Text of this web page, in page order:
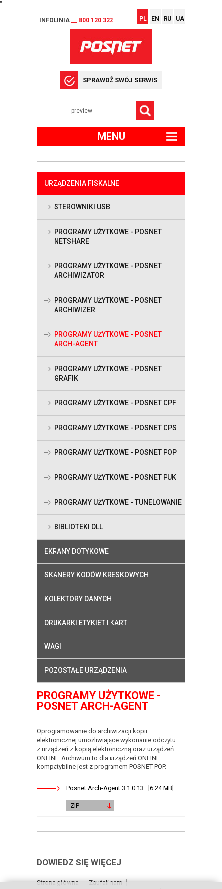
"
INFOLINIA __ 800 120 322 PL EN RU UA
SPRAWDŹ SWÓJ SERWIS
MENU
URZĄDZENIA FISKALNE
STEROWNIKI USB
PROGRAMY UŻYTKOWE - POSNET
NETSHARE
PROGRAMY UŻYTKOWE - POSNET
ARCHIWIZATOR
PROGRAMY UŻYTKOWE - POSNET
ARCHIWIZER
PROGRAMY UŻYTKOWE - POSNET
ARCH-AGENT
PROGRAMY UŻYTKOWE - POSNET
GRAFIK
PROGRAMY UŻYTKOWE - POSNET OPF
PROGRAMY UŻYTKOWE - POSNET OPS
PROGRAMY UŻYTKOWE - POSNET POP
PROGRAMY UŻYTKOWE - POSNET PUK
PROGRAMY UŻYTKOWE - TUNELOWANIE
BIBLIOTEKI DLL
EKRANY DOTYKOWE
SKANERY KODÓW KRESKOWYCH
KOLEKTORY DANYCH
DRUKARKI ETYKIET I KART
WAGI
POZOSTAŁE URZĄDZENIA
PROGRAMY UŻYTKOWE -
POSNET ARCH-AGENT
Oprogramowanie do archiwizacji kopii
elektronicznej umożliwiające wykonanie odczytu
z urządzeń z kopią elektroniczną oraz urządzeń
ONLINE. Archiwum to dla urządzeń ONLINE
kompatybilne jest z programem POSNET POP.
Posnet Arch-Agent 3.1.0.13 [6.24 MB]
ZIP
DOWIEDZ SIĘ WIĘCEJ
Strona główna
Zaufali nam